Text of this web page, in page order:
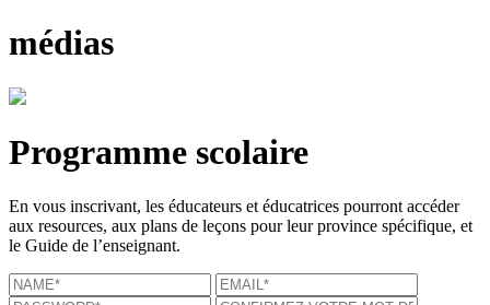
médias
Programme scolaire
En vous inscrivant, les éducateurs et éducatrices pourront accéder
aux resources, aux plans de leçons pour leur province spécifique, et
le Guide de l’enseignant.